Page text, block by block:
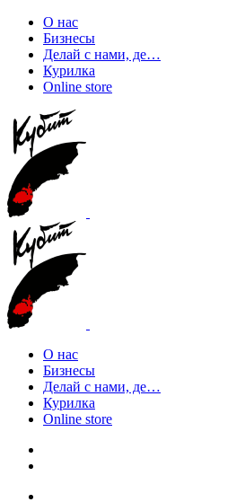
О нас
Бизнесы
Делай с нами, де…
Курилка
Online store
О нас
Бизнесы
Делай с нами, де…
Курилка
Online store